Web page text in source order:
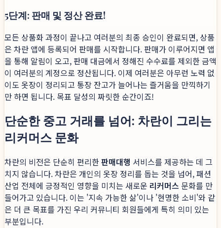
5단계: 판매 및 정산 완료!
모든 상품화 과정이 끝나고 여러분의 최종 승인이 완료되면, 상품
은 차란 앱에 등록되어 판매를 시작합니다. 판매가 이루어지면 앱
을 통해 알림이 오고, 판매 대금에서 정해진 수수료를 제외한 금액
이 여러분의 계정으로 정산됩니다. 이제 여러분은 아무런 노력 없
이도 옷장이 정리되고 통장 잔고가 늘어나는 즐거움을 만끽하기
만 하면 됩니다. 목표 달성의 짜릿한 순간이죠!
단순한 중고 거래를 넘어: 차란이 그리는
리커머스 문화
차란의 비전은 단순히 편리한판매대행 서비스를 제공하는 데 그
치지 않습니다. 차란은 개인의 옷장 정리를 돕는 것을 넘어, 패션
산업 전체에 긍정적인 영향을 미치는 새로운 리커머스 문화를 만
들어가고 있습니다. 이는 '지속 가능한 삶'이나 '현명한 소비'와 같
은 더 큰 목표를 가진 우리 커뮤니티 회원들에게 특히 의미 있는
부분입니다.